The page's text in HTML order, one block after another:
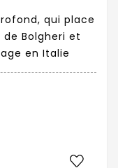
qui place
Bolgheri et
en Italie